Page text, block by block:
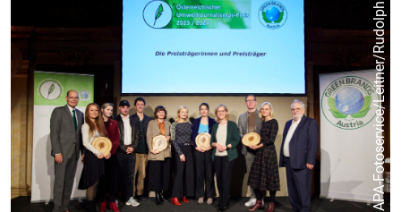
APA-Fotoservice/Leitner/Rudolph